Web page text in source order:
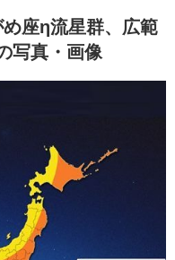
め座η流星群、広範
写真・画像